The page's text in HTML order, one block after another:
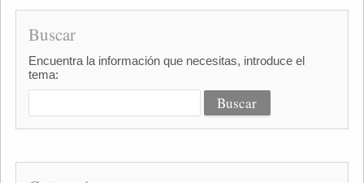
Buscar
Encuentra la información que necesitas, introduce el
tema: